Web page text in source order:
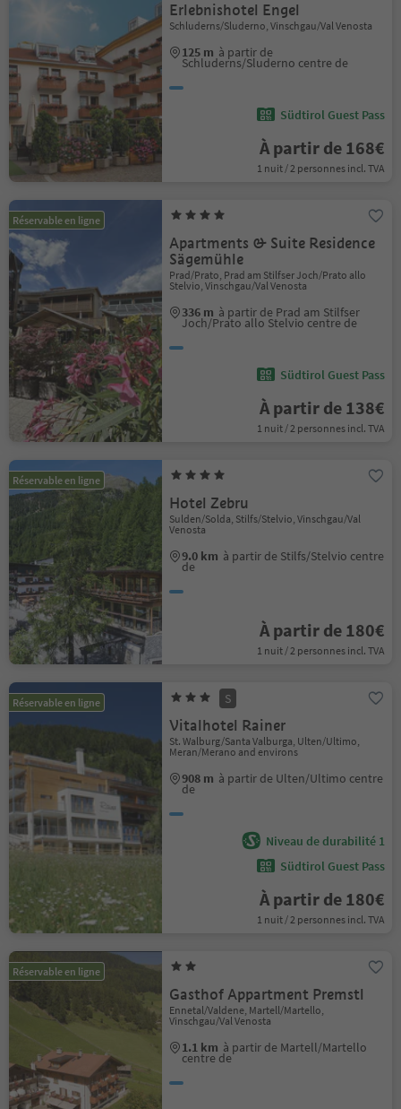
Erlebnishotel Engel
Schluderns/Sluderno, Vinschgau/Val Venosta
125 m à partir de
Schluderns/Sluderno centre de
Südtirol Guest Pass
À partir de 168€
1 nuit / 2 personnes incl. TVA
Réservable en ligne
Apartments & Suite Residence
Sägemühle
Prad/Prato, Prad am Stilfser Joch/Prato allo
Stelvio, Vinschgau/Val Venosta
336 m à partir de Prad am Stilfser
Joch/Prato allo Stelvio centre de
Südtirol Guest Pass
À partir de 138€
1 nuit / 2 personnes incl. TVA
Réservable en ligne
Hotel Zebru
Sulden/Solda, Stilfs/Stelvio, Vinschgau/Val
Venosta
9.0 km à partir de Stilfs/Stelvio centre
de
À partir de 180€
1 nuit / 2 personnes incl. TVA
Réservable en ligne S
Vitalhotel Rainer
St. Walburg/Santa Valburga, Ulten/Ultimo,
Meran/Merano and environs
908 m à partir de Ulten/Ultimo centre
de
Niveau de durabilité 1
Südtirol Guest Pass
À partir de 180€
1 nuit / 2 personnes incl. TVA
Réservable en ligne
Gasthof Appartment Premstl
Ennetal/Valdene, Martell/Martello,
Vinschgau/Val Venosta
1.1 km à partir de Martell/Martello
centre de